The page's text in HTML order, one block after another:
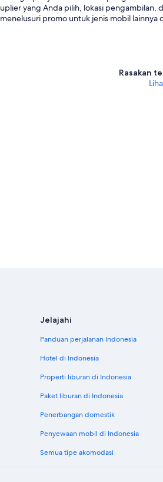
yang Anda pilih, lokasi pengambilan,
promo untuk jenis mobil lainnya
Rasakan
Jelajahi
Panduan perjalanan Indonesia
Hotel di Indonesia
Properti liburan di Indonesia
Paket liburan di Indonesia
Penerbangan domestik
Penyewaan mobil di Indonesia
Semua tipe akomodasi